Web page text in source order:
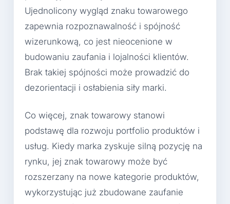
Ujednolicony wygląd znaku towarowego
zapewnia rozpoznawalność i spójność
wizerunkową, co jest nieocenione w
budowaniu zaufania i lojalności klientów.
Brak takiej spójności może prowadzić do
dezorientacji i osłabienia siły marki.
Co więcej, znak towarowy stanowi
podstawę dla rozwoju portfolio produktów i
usług. Kiedy marka zyskuje silną pozycję na
rynku, jej znak towarowy może być
rozszerzany na nowe kategorie produktów,
wykorzystując już zbudowane zaufanie